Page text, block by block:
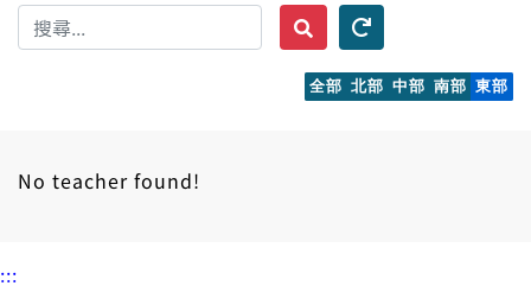
全部 北部 中部 南部 東部
No teacher found!
:::